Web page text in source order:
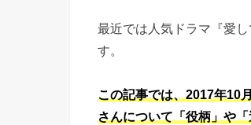
最近では人気ドラマ『愛
す。
この記事では、2017年10
さんについて「役柄」や